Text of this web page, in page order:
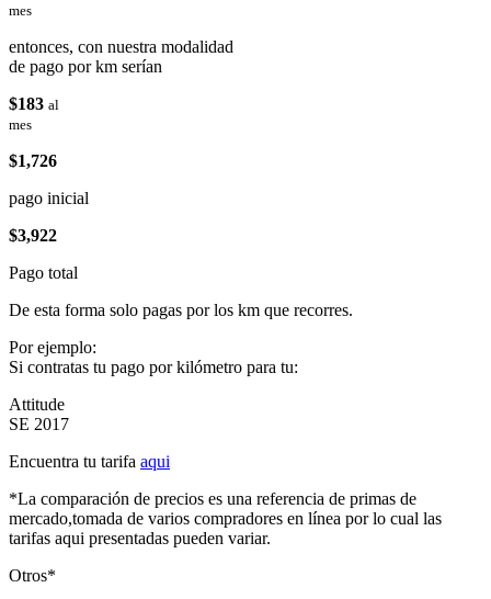
mes
entonces, con nuestra modalidad
de pago por km serían
$183 al
mes
$1,726
pago inicial
$3,922
Pago total
De esta forma solo pagas por los km que recorres.
Por ejemplo:
Si contratas tu pago por kilómetro para tu:
Attitude
SE 2017
Encuentra tu tarifa aqui
*La comparación de precios es una referencia de primas de
mercado,tomada de varios compradores en línea por lo cual las
tarifas aqui presentadas pueden variar.
Otros*